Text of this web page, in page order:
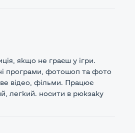
NumberPad
Нет
Win 10 (30 дней)
якщо не граєш у ігри.
програми, фотошоп та фото
відео, фільми. Працює
легкий. носити в рюкзаку